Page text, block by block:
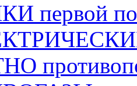
первой